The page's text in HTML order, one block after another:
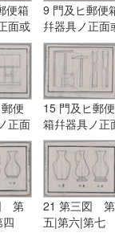
便箱
面或
図
9 門及ヒ郵便
幷器具ノ正面
ハ側面ノ単図
便
正面
単図
15 門及ヒ郵便
箱幷器具ノ正
或ハ側面ノ単
第
四
21 第三図 第
五|第六|第七